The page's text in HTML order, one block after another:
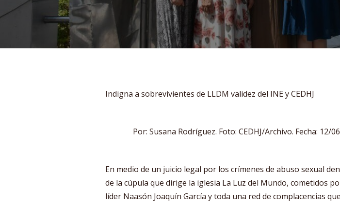
Indigna a sobrevivientes de LLDM validez del INE y CEDHJ
Por: Susana Rodríguez. Foto: CEDHJ/Archivo. Fecha: 12/
En medio de un juicio legal por los crímenes de abuso sexual
de la cúpula que dirige la iglesia La Luz del Mundo, cometidos
líder Naasón Joaquín García y toda una red de complacencias